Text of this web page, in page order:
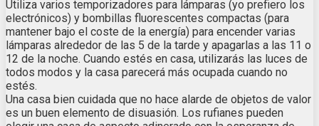
Utiliza varios temporizadores para lámparas (yo prefiero los
electrónicos) y bombillas fluorescentes compactas (para
mantener bajo el coste de la energía) para encender varias
lámparas alrededor de las 5 de la tarde y apagarlas a las 11 o
12 de la noche. Cuando estés en casa, utilizarás las luces de
todos modos y la casa parecerá más ocupada cuando no
estés.
Una casa bien cuidada que no hace alarde de objetos de valor
es un buen elemento de disuasión. Los rufianes pueden